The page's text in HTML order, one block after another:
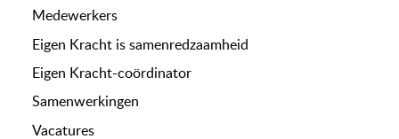
Medewerkers
Eigen Kracht is samenredzaamheid
Eigen Kracht-coördinator
Samenwerkingen
Vacatures